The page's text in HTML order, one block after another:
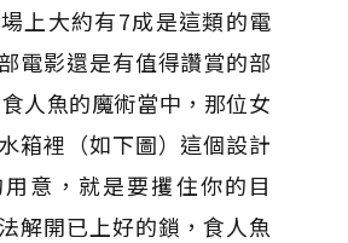
上大約有7成是這類的電
電影還是有值得讚賞的部
人魚的魔術當中，那位女
箱裡（如下圖）這個設計
意，就是要攫住你的目
解開已上好的鎖，食人魚